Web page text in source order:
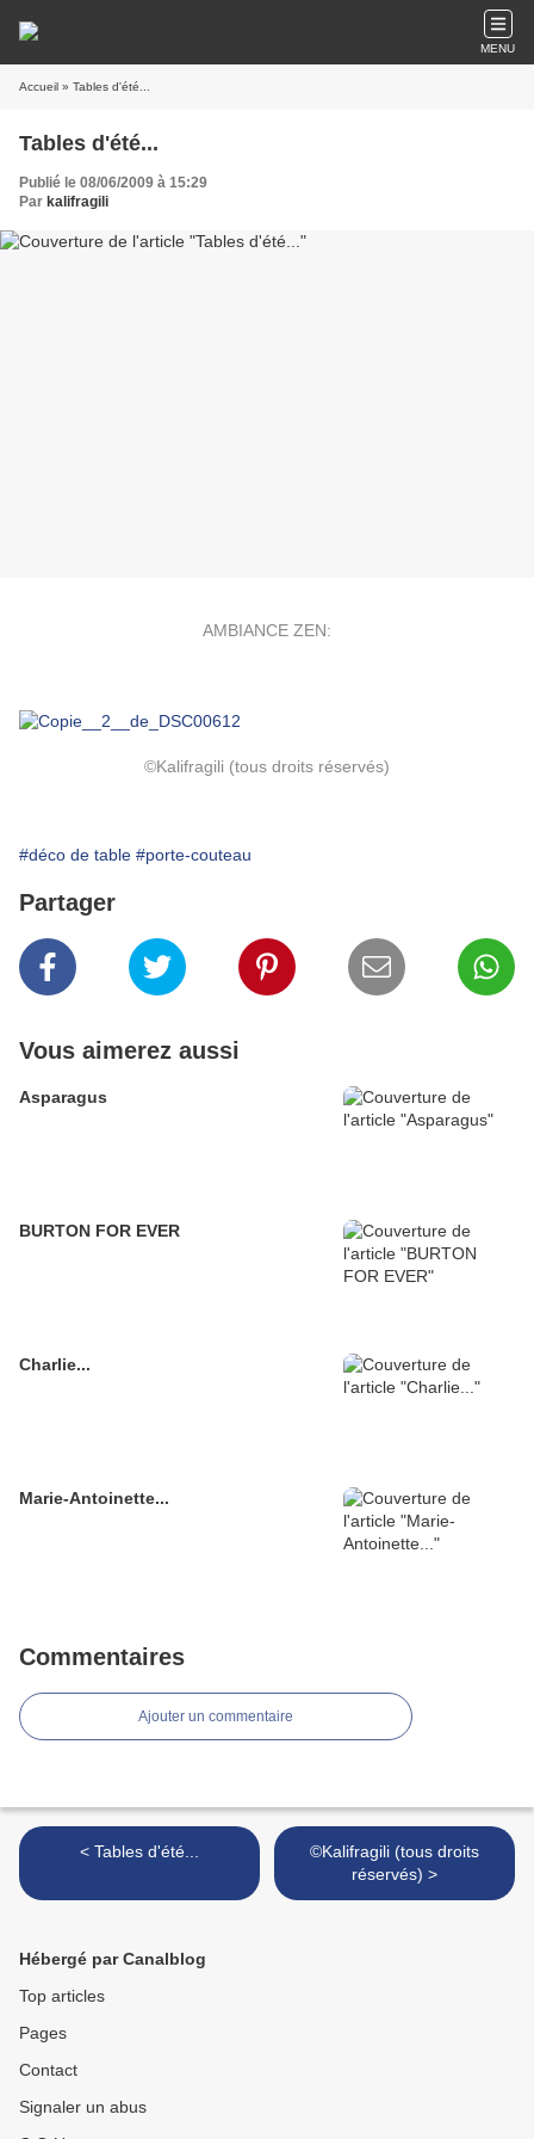
MENU
Accueil » Tables d'été...
Tables d'été...
Publié le 08/06/2009 à 15:29
Par kalifragili
AMBIANCE ZEN:
©Kalifragili (tous droits réservés)
#déco de table #porte-couteau
Partager
Vous aimerez aussi
Asparagus
BURTON FOR EVER
Charlie...
Marie-Antoinette...
Commentaires
Ajouter un commentaire
< Tables d'été...
©Kalifragili (tous droits
réservés) >
Hébergé par Canalblog
Top articles
Pages
Contact
Signaler un abus